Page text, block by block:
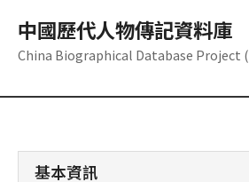
中國歷代人物傳記資料庫
China Biographical Database Project
基本資訊